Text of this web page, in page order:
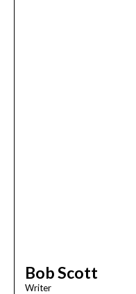
Bob Scott
Writer